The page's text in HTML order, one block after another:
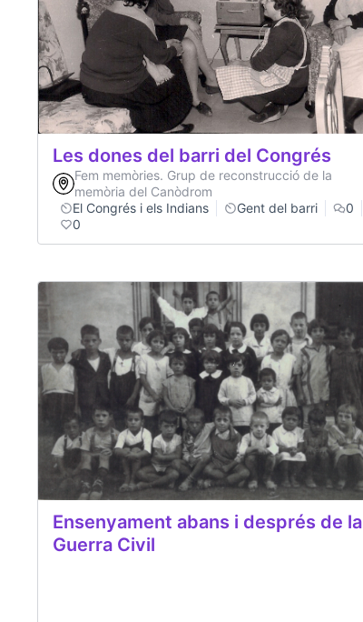
Les dones del barri del Congrés
Fem memòries. Grup de reconstrucció de la
memòria del Canòdrom
El Congrés i els Indians
Gent del barri
0
0
Ensenyament abans i després de la
Guerra Civil